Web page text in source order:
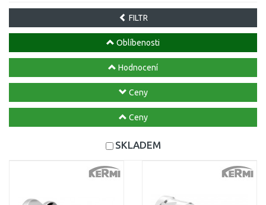
FILTR
Oblíbenosti
Hodnocení
Ceny
Ceny
SKLADEM